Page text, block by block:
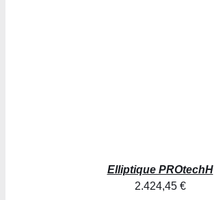
Elliptique PROtechH
2.424,45 €